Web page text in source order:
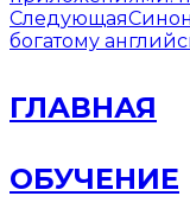
Следующая
богатому
ГЛАВНАЯ
ОБУЧЕНИЕ